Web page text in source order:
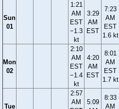
Sun
01
1:21
AM
EST
−1.3
kt
3:29
AM
EST
7:23
AM
EST
1.6 kt
Mon
02
2:10
AM
EST
−1.4
kt
4:20
AM
EST
8:01
AM
EST
1.7 kt
Tue
2:57
AM
5:09
8:33
AM